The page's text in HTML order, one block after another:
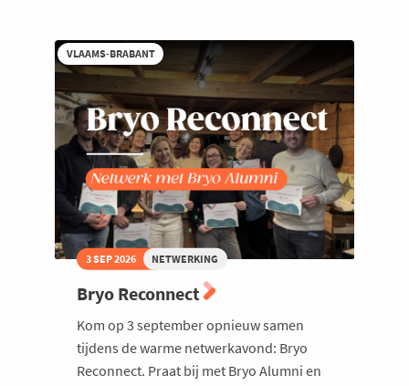
Valk
VLAAMS-BRABANT
3 SEP 2026 NETWERKING
Bryo Reconnect
Kom op 3 september opnieuw samen
tijdens de warme netwerkavond: Bryo
Reconnect. Praat bij met Bryo Alumni en